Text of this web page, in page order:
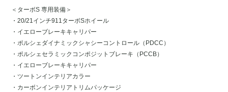
＜ターボS 専用装備＞
・20/21インチ911ターボSホイール
・イエローブレーキキャリパー
・ポルシェダイナミックシャシーコントロール（PDCC）
・ポルシェセラミックコンポジットブレーキ（PCCB）
・イエローブレーキキャリパー
・ツートンインテリアカラー
・カーボンインテリアトリムパッケージ